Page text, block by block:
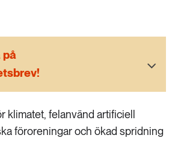
på
klimatet, felanvänd artificiell
föroreningar och ökad spridning